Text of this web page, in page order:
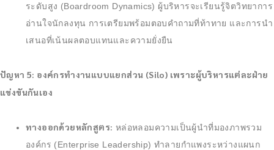
ระดับสูง (Boardroom Dynamics) ผู้บริหารจะเรียนรู้จิตวิทยาการ
อ่านใจนักลงทุน การเตรียมพร้อมตอบคำถามที่ท้าทาย และการนำ
เสนอที่เน้นผลตอบแทนและความยั่งยืน
ปัญหา 5: องค์กรทำงานแบบแยกส่วน (Silo) เพราะผู้บริหารแต่ละฝ่าย
แข่งขันกันเอง
ทางออกด้วยหลักสูตร: หล่อหลอมความเป็นผู้นำที่มองภาพรวม
องค์กร (Enterprise Leadership) ทำลายกำแพงระหว่างแผนก